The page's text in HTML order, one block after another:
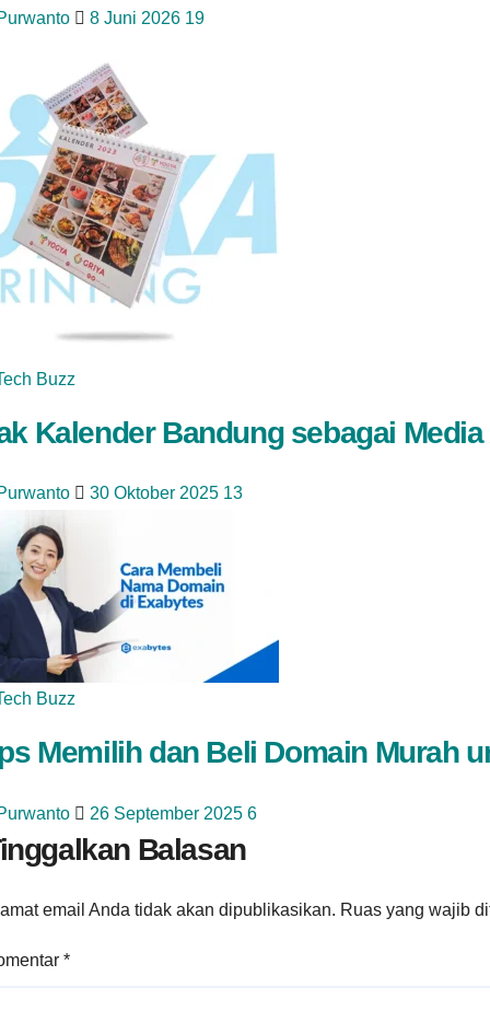
8 Juni 2026 19
Buzz
Kalender Bandung sebagai
30 Oktober 2025 13
Buzz
Memilih dan Beli Domain Murah
26 September 2025 6
Balasan
email Anda tidak akan dipublikasikan. Ruas yang wajib
*